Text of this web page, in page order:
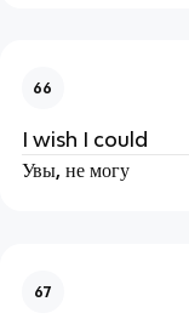
66
I wish I could
Увы, не могу
67